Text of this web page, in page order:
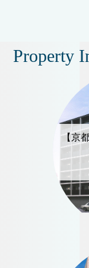
Property
【京